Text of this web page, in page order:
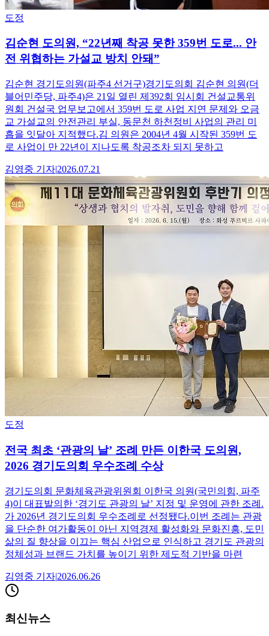
도정
김순현 도의원, “22년째 착공 못한 359번 도로... 안
전 위협하는 가설교 방치 안돼”
김순현 경기도의원(파주4 선거구)경기도의회 김순현 의원(더
블어민주당, 파주4)은 21일 열린 제392회 임시회 건설교통위
원회 건설국 업무보고에서 359번 도로 사업 지연 문제와 오금
교 가설교의 안전관리 부실, 동문천 하천정비 사업의 관리 미
흡을 잇달아 지적했다.김 의원은 2004년 4월 시작된 359번 도
로 사업이 만 22년이 지나도록 착공조차 되지 못하고
김영중 기자|2026.07.21
도정
전국 최초 ‘관광의 날’ 조례 만든 이한국 도의원,
2026 경기도의회 우수조례 수상
경기도의회 문화체육관광위원회 이한국 의원(국민의힘, 파주
4)이 대표발의한 ‘경기도 관광의 날’ 지정 및 운영에 관한 조례.
가 2026년 경기도의회 우수조례로 선정됐다.이번 조례는 관광
을 단순한 여가활동이 아닌 지역경제 활성화와 문화진흥, 도민
삶의 질 향상을 이끄는 핵심 산업으로 인식하고 경기도 관광의
정체성과 브랜드 가치를 높이기 위한 제도적 기반을 마련
김영중 기자|2026.06.26
최신뉴스